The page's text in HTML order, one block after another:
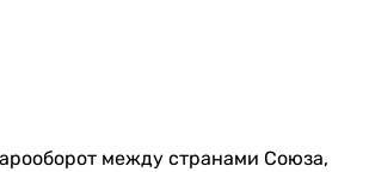
между странами Союза,